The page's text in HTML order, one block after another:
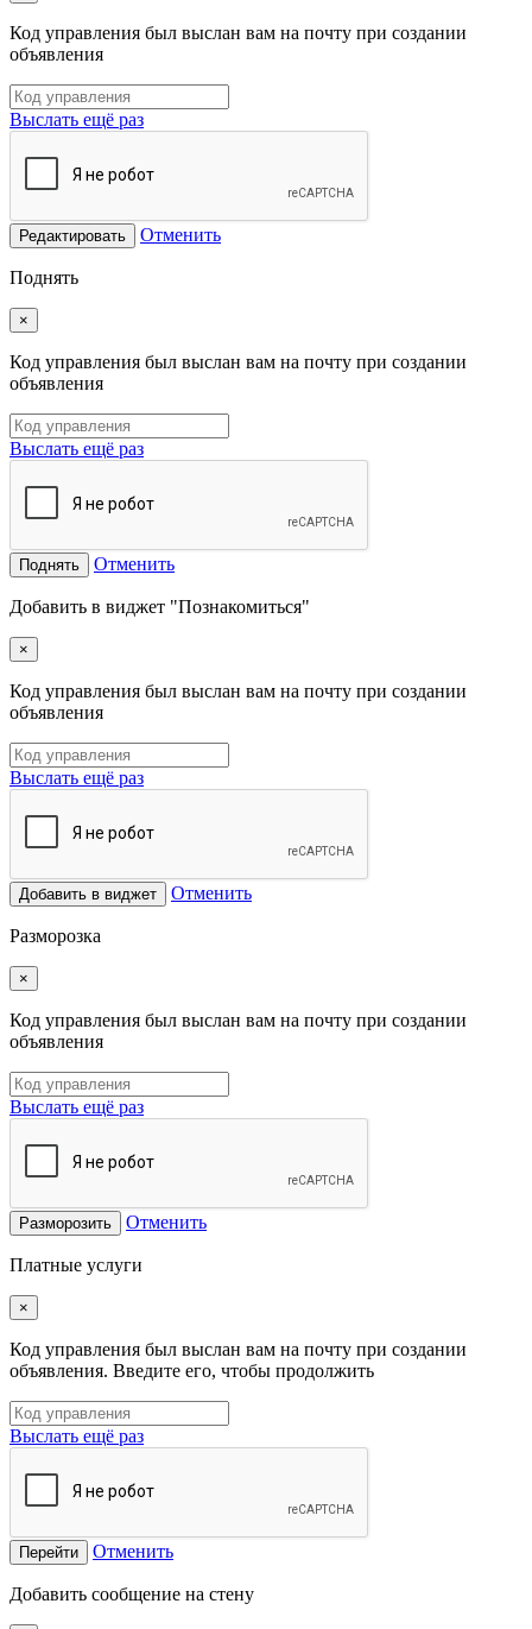
Код управления был выслан вам на почту при создании
объявления
Выслать ещё раз
Редактировать Отменить
Поднять
×
Код управления был выслан вам на почту при создании
объявления
Выслать ещё раз
Поднять Отменить
Добавить в виджет "Познакомиться"
×
Код управления был выслан вам на почту при создании
объявления
Выслать ещё раз
Добавить в виджет Отменить
Разморозка
×
Код управления был выслан вам на почту при создании
объявления
Выслать ещё раз
Разморозить Отменить
Платные услуги
×
Код управления был выслан вам на почту при создании
объявления. Введите его, чтобы продолжить
Выслать ещё раз
Перейти Отменить
Добавить сообщение на стену